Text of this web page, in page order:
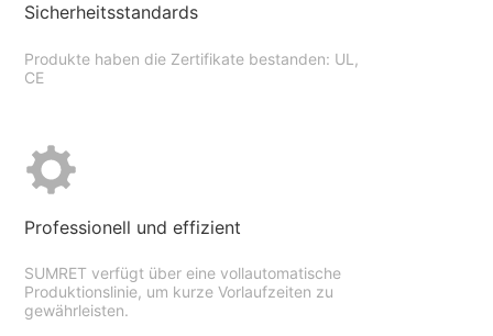
Sicherheitsstandards
Produkte haben die Zertifikate bestanden: UL,
CE
Professionell und effizient
SUMRET verfügt über eine vollautomatische
Produktionslinie, um kurze Vorlaufzeiten zu
gewährleisten.